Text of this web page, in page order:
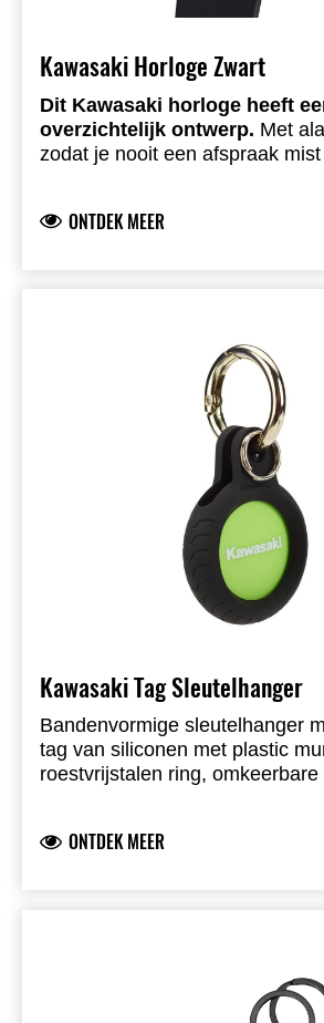
Kawasaki Horloge Zwart
Dit Kawasaki horloge heeft
overzichtelijk ontwerp. Met
zodat je nooit een afspraak mist
siliconen band. Waterbestendig
ONTDEK MEER
Kawasaki Tag Sleutelhanger
Banden­vormige sleutelhanger
tag van siliconen met plastic
roestvrijstalen ring,
third-party tracker zoals Apple
ONTDEK MEER